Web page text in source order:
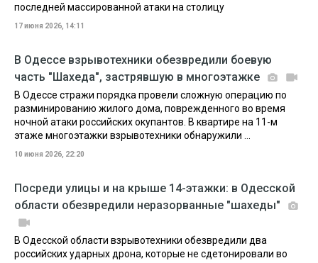
последней массированной атаки на столицу
17 июня 2026, 14:11
В Одессе взрывотехники обезвредили боевую
часть "Шахеда", застрявшую в многоэтажке
В Одессе стражи порядка провели сложную операцию по
разминированию жилого дома, поврежденного во время
ночной атаки российских окупантов. В квартире на 11-м
этаже многоэтажки взрывотехники обнаружили ...
10 июня 2026, 22:20
Посреди улицы и на крыше 14-этажки: в Одесской
области обезвредили неразорванные "шахеды"
В Одесской области взрывотехники обезвредили два
российских ударных дрона, которые не сдетонировали во